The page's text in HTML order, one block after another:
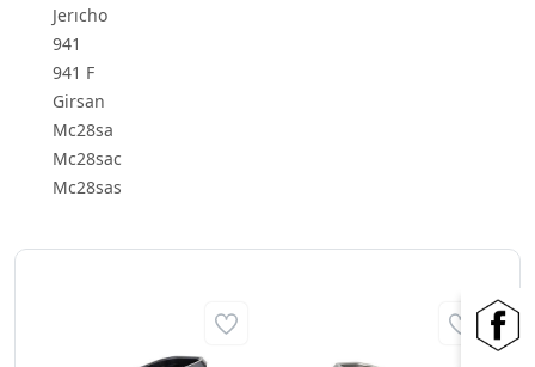
Jerıcho
941
941 F
Girsan
Mc28sa
Mc28sac
Mc28sas